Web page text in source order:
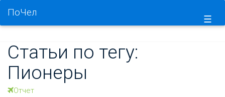
☰
ПоЧел
Статьи по тегу:
Пионеры
Отчет